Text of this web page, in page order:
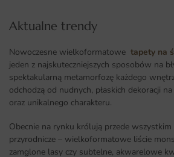
Aktualne trendy​
Nowoczesne wielkoformatowe tapety na
jeden z najskuteczniejszych sposobów na
spektakularną metamorfozę każdego
odchodzą od nudnych, płaskich dekoracji
oraz unikalnego charakteru.
Obecnie na rynku królują przede
przyrodnicze – wielkoformatowe liście
zamglone lasy czy subtelne, akwarelowe